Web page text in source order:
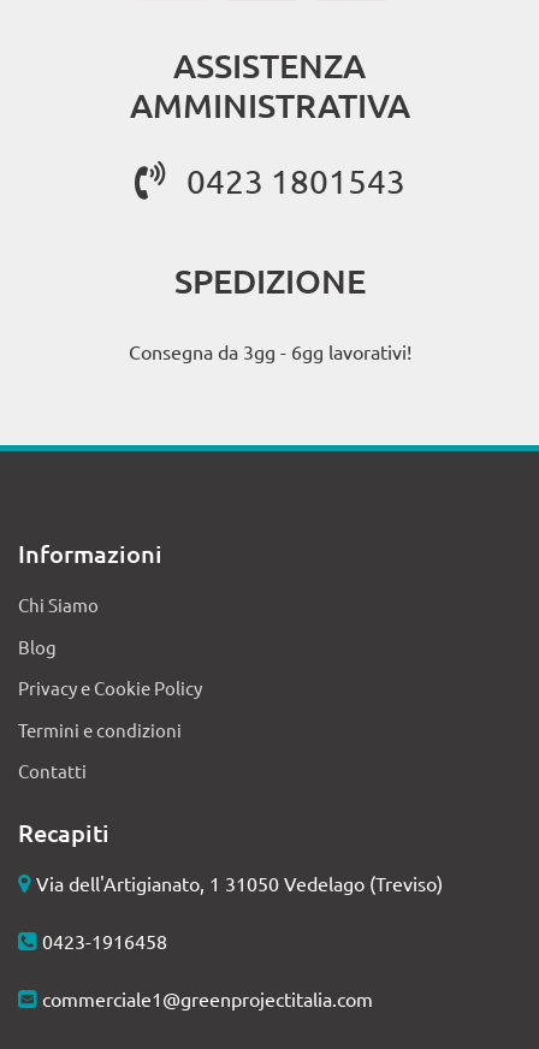
ASSISTENZA
AMMINISTRATIVA
0423 1801543
SPEDIZIONE
Consegna da 3gg - 6gg lavorativi!
Informazioni
Chi Siamo
Blog
Privacy e Cookie Policy
Termini e condizioni
Contatti
Recapiti
Via dell'Artigianato, 1 31050 Vedelago (Treviso)
0423-1916458
commerciale1@greenprojectitalia.com